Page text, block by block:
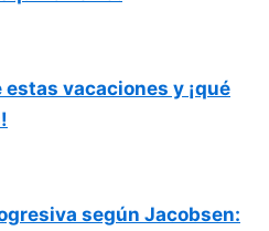
vacaciones y ¡qué
según Jacobsen: